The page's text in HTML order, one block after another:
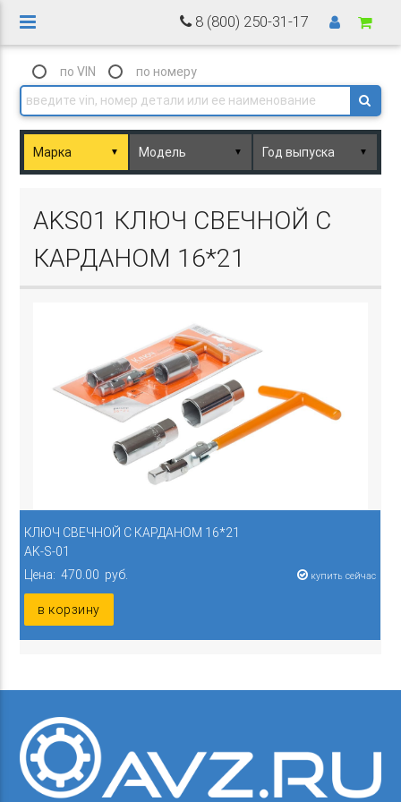
8 (800) 250-31-17
по VIN по номеру
▼ ▼ ▼
AKS01 КЛЮЧ СВЕЧНОЙ С
КАРДАНОМ 16*21
КЛЮЧ СВЕЧНОЙ С КАРДАНОМ 16*21
AK-S-01
Цена: 470.00 руб.
купить сейчас
в корзину